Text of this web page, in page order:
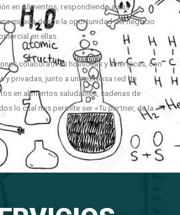
en Alimentos, respondiendo a sus
mirada desde la oportunidad del negocio
en ellas.
colaborativas holísticas y sinérgicas, con
y privadas, junto a una extensa red de
en alimentos saludables, cadenas de
lo cual nos permite ser «Tu partner, de la